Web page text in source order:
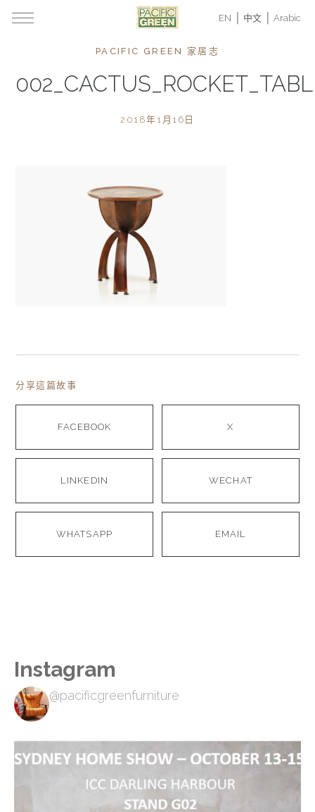
EN 中文 Arabic
PACIFIC GREEN 家居志
2018年1月16日
分享這篇故事
FACEBOOK X
LINKEDIN WECHAT
WHATSAPP EMAIL
Instagram
@pacificgreenfurniture